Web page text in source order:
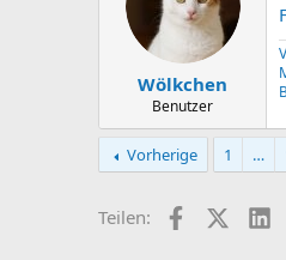
Wölkchen
Benutzer
Vorherige 1 …
Teilen: Facebook
X